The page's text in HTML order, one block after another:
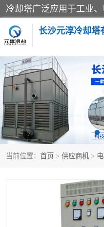
长沙元淳冷却塔
当前位置： 首页 > 供应商机 >
方形开式冷却塔
闭式冷却塔
电控箱
板式换热器